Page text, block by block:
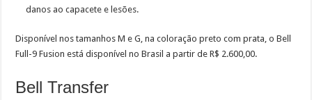
danos ao capacete e lesões.
Disponível nos tamanhos M e G, na coloração preto com prata, o Bell
Full-9 Fusion está disponível no Brasil a partir de R$ 2.600,00.
Bell Transfer